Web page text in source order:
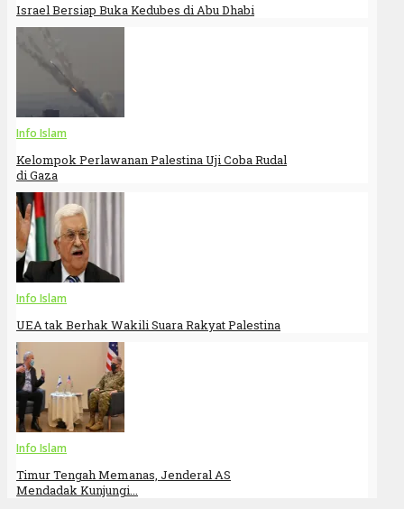
Israel Bersiap Buka Kedubes di Abu Dhabi
Info Islam
Kelompok Perlawanan Palestina Uji Coba Rudal
di Gaza
Info Islam
UEA tak Berhak Wakili Suara Rakyat Palestina
Info Islam
Timur Tengah Memanas, Jenderal AS
Mendadak Kunjungi...